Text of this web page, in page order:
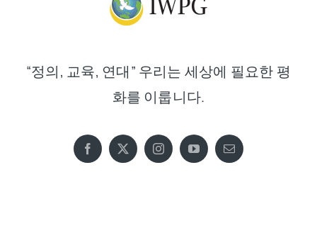
“정의, 교육, 연대” 우리는 세상에 필요한 평
화를 이룹니다.